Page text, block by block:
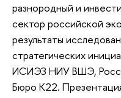
разнородный и
сектор российской
результаты
стратегических
ИСИЭЗ НИУ ВШЭ,
Бюро K22.